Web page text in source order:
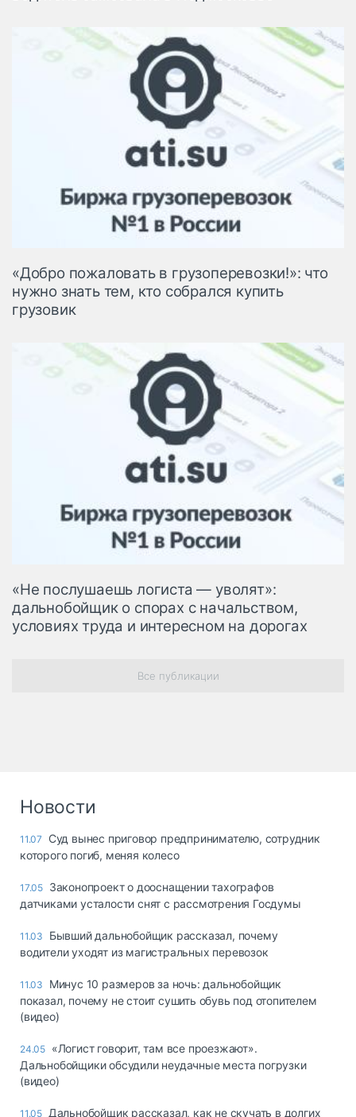
«Добро пожаловать в грузоперевозки!»: что
нужно знать тем, кто собрался купить
грузовик
«Не послушаешь логиста — уволят»:
дальнобойщик о спорах с начальством,
условиях труда и интересном на дорогах
Все публикации
Новости
11.07
Суд вынес приговор предпринимателю, сотрудник
которого погиб, меняя колесо
17.05 Законопроект о дооснащении тахографов
датчиками усталости снят с рассмотрения Госдумы
11.03
Бывший дальнобойщик рассказал, почему
водители уходят из магистральных перевозок
11.03
Минус 10 размеров за ночь: дальнобойщик
показал, почему не стоит сушить обувь под отопителем
(видео)
24.05 «Логист говорит, там все проезжают».
Дальнобойщики обсудили неудачные места погрузки
(видео)
11.05 Дальнобойщик рассказал, как не скучать в долгих